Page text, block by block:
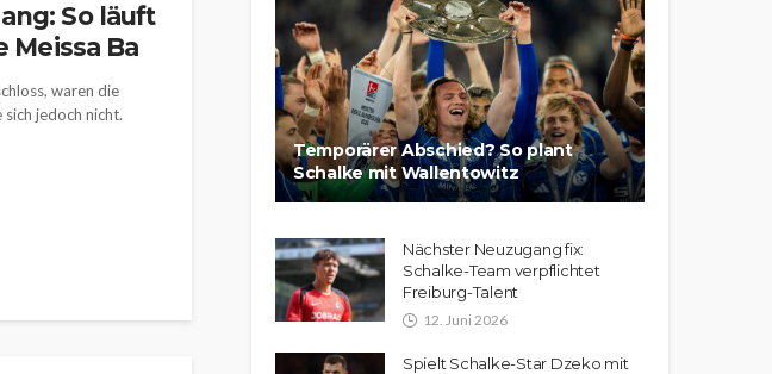
So läuft
Meissa Ba
waren die
jedoch nicht.
Temporärer Abschied? So plant
Schalke mit Wallentowitz
Nächster Neuzugang fix:
Schalke-Team verpflichtet
Freiburg-Talent
12. Juni 2026
Spielt Schalke-Star Dzeko mit